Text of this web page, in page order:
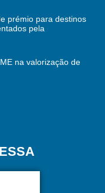
prémio para destinos
pela
na valorização de